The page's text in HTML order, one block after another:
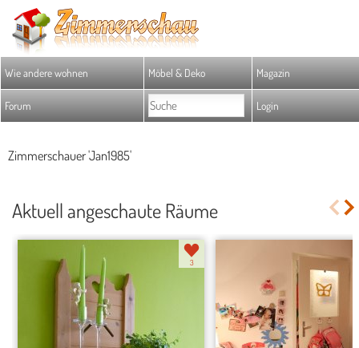
Wie andere wohnen Möbel & Deko Magazin
Forum Login
Zimmerschauer 'Jan1985'
Aktuell angeschaute Räume
3